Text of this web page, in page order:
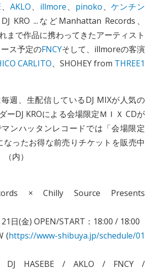
、AKLO、 illmore、 pinoko、ケンチン
KRO ...などManhattan Records、
まで作品に携わってきたアーティスト
ス予定のFNCYそして、illmoreの客演
CARLITO、SHOHEY from THREE1
週、生配信しているDJ MIXが人気の
ーDJ KROによる会場限定ＭＩＸ CDが
ンハッタンレコードでは「会場限定
なったお得な前売りチケットを販売中
内）
× Chilly Source Presents
日(金) OPEN/START：18:00 / 18:00
(https://www-shibuya.jp/schedule/01
HASEBE / AKLO / FNCY /